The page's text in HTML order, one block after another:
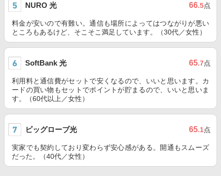
NURO 光 66.5点
料金が安いので有難い。通信も場所によってはつながりが悪い
ところもあるけど、そこそこ満足しています。（30代／女性）
SoftBank 光 65.7点
利用料と通信費がセットで安くなるので、いいと思います。カ
ードの買い物もセットでポイントが貯まるので、いいと思いま
す。（60代以上／女性）
ビッグローブ光 65.1点
実家でも契約しており変わらず安心感がある。開通もスムーズ
だった。（40代／女性）